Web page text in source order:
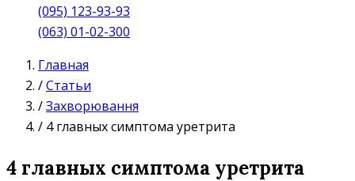
(095) 123-93-93
(063) 01-02-300
Главная
/Статьи
/Захворювання
/ 4 главных симптома уретрита
4 главных симптома уретрита